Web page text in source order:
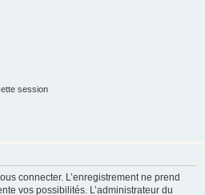
session
connecter. L’enregistrement ne prend
vos possibilités. L’administrateur du